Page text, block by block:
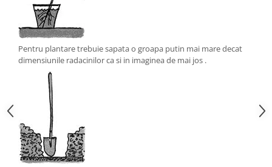
Pentru plantare trebuie sapata o groapa putin mai mare decat
dimensiunile radacinilor ca si in imaginea de mai jos .